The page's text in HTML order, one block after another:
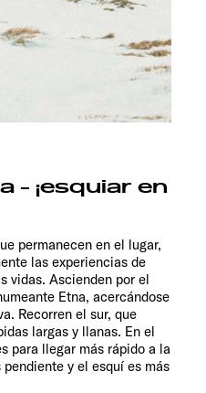
- ¡esquiar en
permanecen en el lugar,
las experiencias de
vidas. Ascienden por el
Etna, acercándose
Recorren el sur, que
largas y llanas. En el
para llegar más rápido a la
y el esquí es más